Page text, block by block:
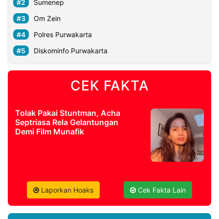
Sumenep
Om Zein
Polres Purwakarta
Diskominfo Purwakarta
CEK FAKTA
Tolak Pakai Stuntman, Acha
Septriasa Rela Gelantungan
Demi Film Munafik
Laporkan Hoaks Cek Fakta Lain